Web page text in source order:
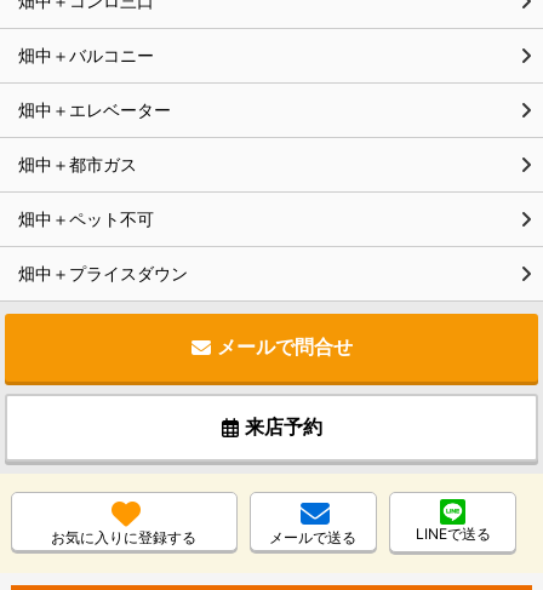
畑中＋バルコニー
畑中＋エレベーター
畑中＋都市ガス
畑中＋ペット不可
畑中＋プライスダウン
メールで問合せ
来店予約
お気に入りに登録する メールで送る LINEで送る